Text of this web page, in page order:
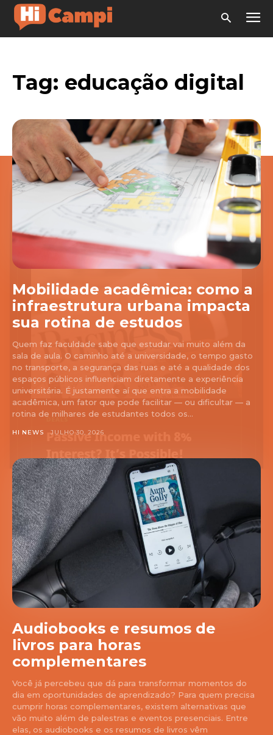
Tag: educação digital
Mobilidade acadêmica: como a
infraestrutura urbana impacta
sua rotina de estudos
Quem faz faculdade sabe que estudar vai muito além da
sala de aula. O caminho até a universidade, o tempo gasto
no transporte, a segurança das ruas e até a qualidade dos
espaços públicos influenciam diretamente a experiência
universitária. É justamente aí que entra a mobilidade
acadêmica, um fator que pode facilitar — ou dificultar — a
rotina de milhares de estudantes todos os...
HI NEWS JULHO 30, 2026
Audiobooks e resumos de
livros para horas
complementares
Você já percebeu que dá para transformar momentos do
dia em oportunidades de aprendizado? Para quem precisa
cumprir horas complementares, existem alternativas que
vão muito além de palestras e eventos presenciais. Entre
elas, os audiobooks e os resumos de livros vêm